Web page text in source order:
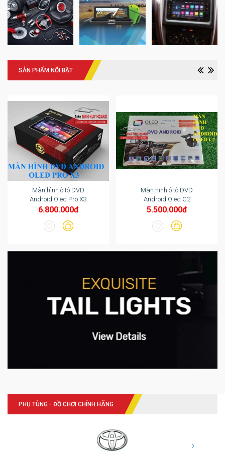
SẢN PHẨM NỔI BẬT
Màn hình ô tô DVD
Android Oled Pro X3
6.800.000đ
Màn hình ô tô DVD
Android Oled C2
5.500.000đ
PHỤ TÙNG - ĐỒ CHƠI CHÍNH HÃNG